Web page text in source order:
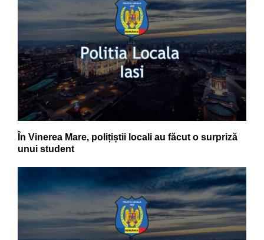
În Vinerea Mare, polițiștii locali au făcut o surpriză
unui student